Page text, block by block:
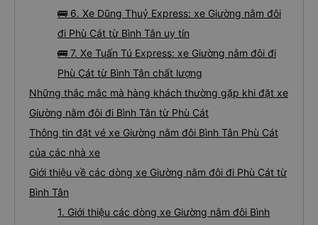
🚌 6. Xe Dũng Thuỷ Express: xe Giường nằm đôi
đi Phù Cát từ Bình Tân uy tín
🚌 7. Xe Tuấn Tú Express: xe Giường nằm đôi đi
Phù Cát từ Bình Tân chất lượng
Những thắc mắc mà hàng khách thường gặp khi đặt xe
Giường nằm đôi đi Bình Tân từ Phù Cát
Thông tin đặt vé xe Giường nằm đôi Bình Tân Phù Cát
của các nhà xe
Giới thiệu về các dòng xe Giường nằm đôi đi Phù Cát từ
Bình Tân
1. Giới thiệu các dòng xe Giường nằm đôi Bình